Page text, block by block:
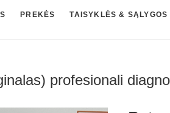
PREKĖS TAISYKLĖS & SĄLYGOS
profesionali